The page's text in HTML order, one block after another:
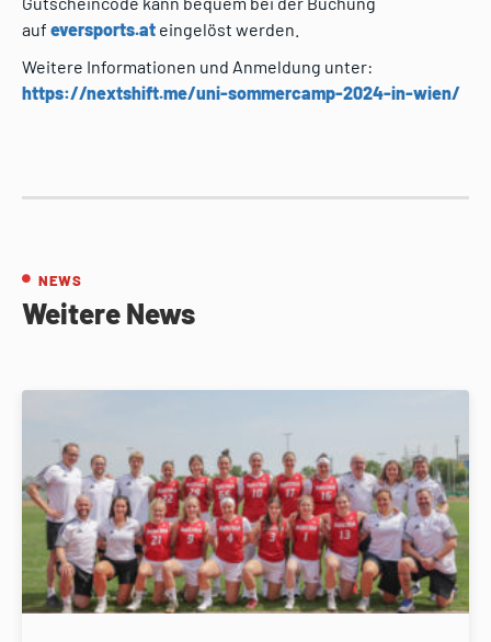
auf eversports.at eingelöst werden.
Weitere Informationen und Anmeldung unter:
https://nextshift.me/uni-sommercamp-2024-in-wien/
NEWS
Weitere News